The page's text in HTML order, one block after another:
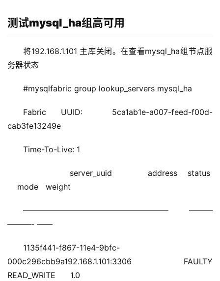
测试mysql_ha组高可用
将192.168.1.101 主库关闭。在查看mysql_ha组节点服
务器状态
#mysqlfabric group lookup_servers mysql_ha
Fabric UUID:  5ca1ab1e-a007-feed-f00d-
cab3fe13249e
Time-To-Live: 1
server_uuid              address    status
mode   weight
——————————————————– ———
———- ——
1135f441-f867-11e4-9bfc-
000c296cbb9a192.168.1.101:3306 FAULTY
READ_WRITE      1.0